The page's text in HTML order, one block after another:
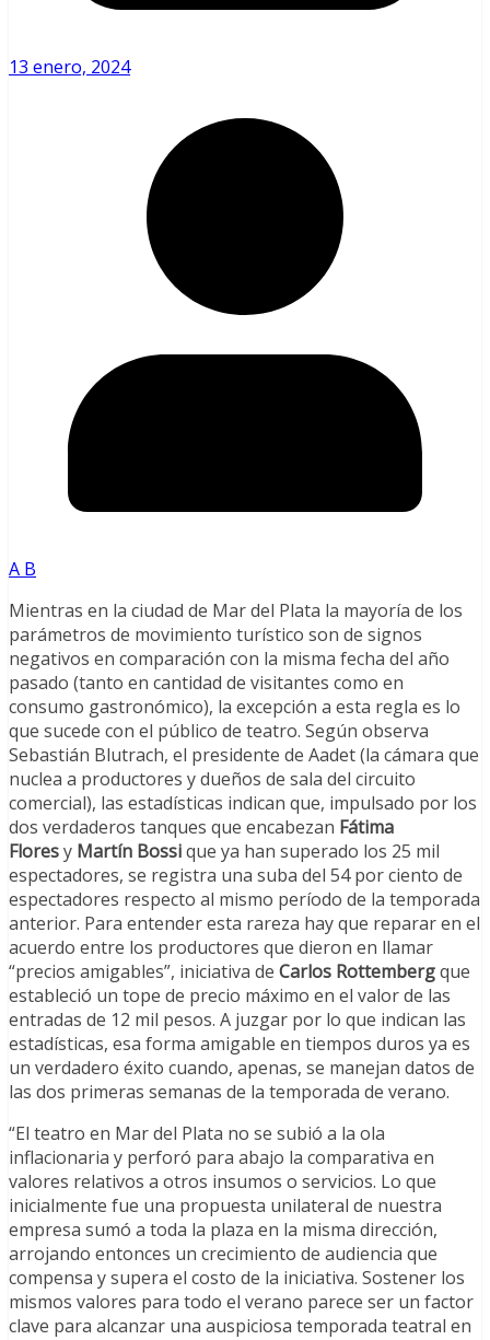
13 enero, 2024
A B
Mientras en la ciudad de Mar del Plata la mayoría de los
parámetros de movimiento turístico son de signos
negativos en comparación con la misma fecha del año
pasado (tanto en cantidad de visitantes como en
consumo gastronómico), la excepción a esta regla es lo
que sucede con el público de teatro. Según observa
Sebastián Blutrach, el presidente de Aadet (la cámara que
nuclea a productores y dueños de sala del circuito
comercial), las estadísticas indican que, impulsado por los
dos verdaderos tanques que encabezan Fátima
Floresy Martín Bossique ya han superado los 25 mil
espectadores, se registra una suba del 54 por ciento de
espectadores respecto al mismo período de la temporada
anterior. Para entender esta rareza hay que reparar en el
acuerdo entre los productores que dieron en llamar
“precios amigables”, iniciativa de Carlos Rottembergque
estableció un tope de precio máximo en el valor de las
entradas de 12 mil pesos. A juzgar por lo que indican las
estadísticas, esa forma amigable en tiempos duros ya es
un verdadero éxito cuando, apenas, se manejan datos de
las dos primeras semanas de la temporada de verano.
“El teatro en Mar del Plata no se subió a la ola
inflacionaria y perforó para abajo la comparativa en
valores relativos a otros insumos o servicios. Lo que
inicialmente fue una propuesta unilateral de nuestra
empresa sumó a toda la plaza en la misma dirección,
arrojando entonces un crecimiento de audiencia que
compensa y supera el costo de la iniciativa. Sostener los
mismos valores para todo el verano parece ser un factor
clave para alcanzar una auspiciosa temporada teatral en